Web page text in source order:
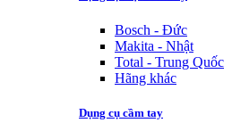
Bosch - Đức
Makita - Nhật
Total - Trung Quốc
Hãng khác
Dụng cụ cầm tay